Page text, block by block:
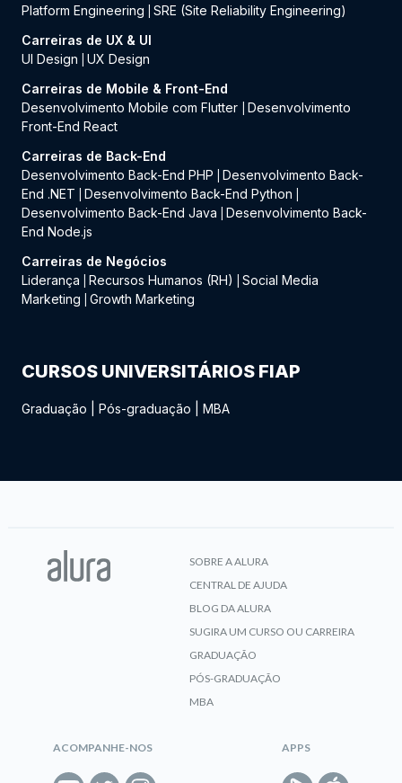
Platform Engineering
SRE (Site Reliability Engineering)
Carreiras de UX & UI
UI Design
UX Design
Carreiras de Mobile & Front-End
Desenvolvimento Mobile com Flutter
Desenvolvimento
Front-End React
Carreiras de Back-End
Desenvolvimento Back-End PHP
Desenvolvimento Back-
End .NET
Desenvolvimento Back-End Python
Desenvolvimento Back-End Java
Desenvolvimento Back-
End Node.js
Carreiras de Negócios
Liderança
Recursos Humanos (RH)
Social Media
Marketing
Growth Marketing
CURSOS UNIVERSITÁRIOS FIAP
Graduação Pós-graduação MBA
SOBRE A ALURA
CENTRAL DE AJUDA
BLOG DA ALURA
SUGIRA UM CURSO OU CARREIRA
GRADUAÇÃO
PÓS-GRADUAÇÃO
MBA
ACOMPANHE-NOS APPS